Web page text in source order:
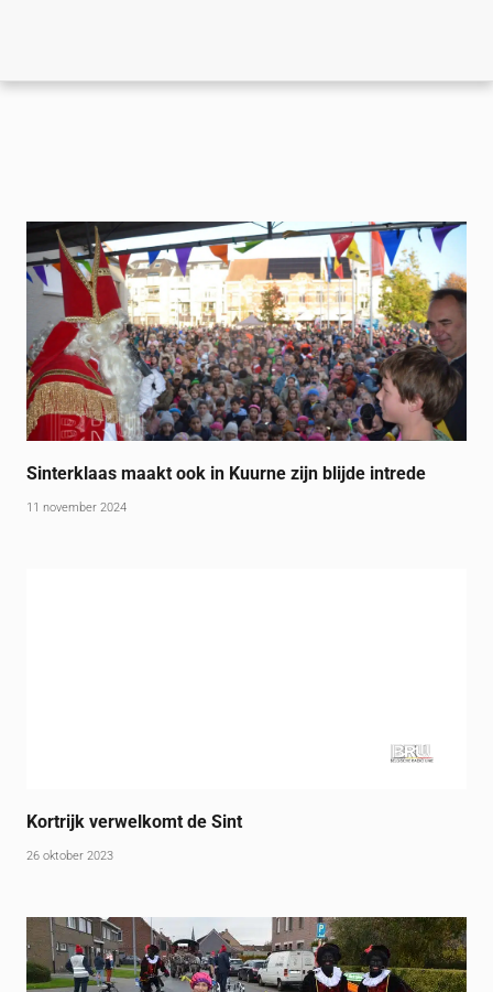
Sinterklaas maakt ook in Kuurne zijn blijde intrede
11 november 2024
Kortrijk verwelkomt de Sint
26 oktober 2023